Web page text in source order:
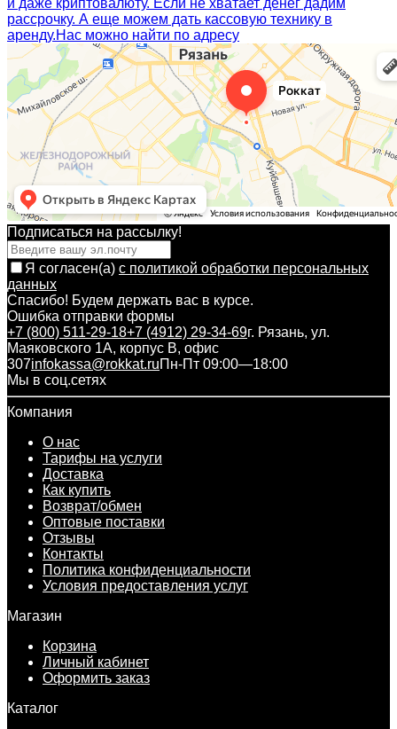
рассрочку. А еще можем дать кассовую технику в
аренду.Нас можно найти по адресу
Подписаться на рассылкy!
Я согласен(a) с политикой обработки персональных
данных
Спасибо! Будем держать вас в курсе.
Ошибка отправки формы
+7 (800) 511-29-18+7 (4912) 29-34-69г. Рязань, ул.
Маяковского 1А, корпус B, офис
307infokassa@rokkat.ruПн-Пт 09:00—18:00
Мы в соц.сетях
Компания
О нас
Тарифы на услуги
Доставка
Как купить
Возврат/обмен
Оптовые поставки
Отзывы
Контакты
Политика конфиденциальности
Условия предоставления услуг
Магазин
Корзина
Личный кабинет
Оформить заказ
Каталог